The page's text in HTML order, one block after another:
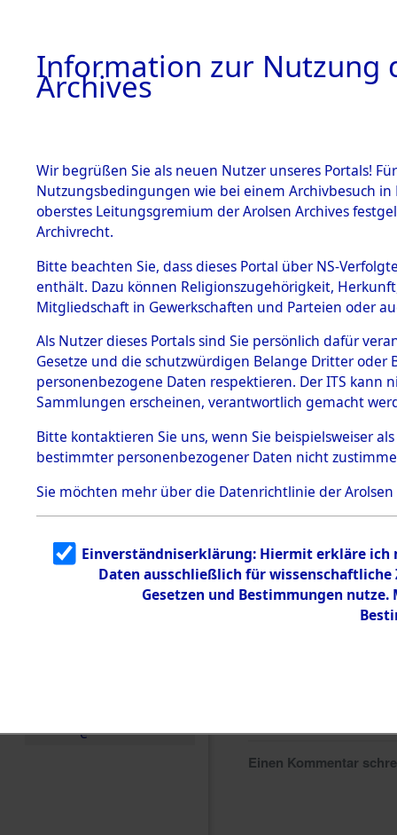
BESTÄNDE
1.
mente
5. Verschiedenes
5.3
Todesmärsche
5.3.1 Alliierte
Erhebungen
zu
Todesmärsch
en
5.3.2
g
5.3.3
Todesmärsch
e
Fronberg.
0089
Einen Kommentar
Information zur Nutzung
Archives
Wir begrüßen Sie als neuen Nutzer unseres Portals!
Nutzungsbedingungen wie bei einem Archivbesuch
oberstes Leitungsgremium der Arolsen Archives
Archivrecht.
Bitte beachten Sie, dass dieses Portal über NS-
enthält. Dazu können Religionszugehörigkeit,
Mitgliedschaft in Gewerkschaften und Parteien oder
Als Nutzer dieses Portals sind Sie persönlich dafür
Gesetze und die schutzwürdigen Belange Dritter
personenbezogene Daten respektieren. Der ITS
Sammlungen erscheinen, verantwortlich gemacht
Bitte kontaktieren Sie uns, wenn Sie beispielsweiser
bestimmter personenbezogener Daten nicht
Sie möchten mehr über die Datenrichtlinie der Arolsen
Einverständniserklärung: Hiermit erkläre ich
Daten ausschließlich für
Gesetzen und Bestimmungen